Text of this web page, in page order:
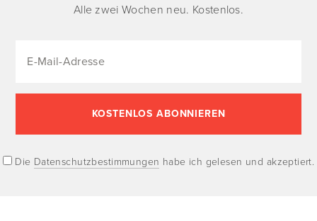
Alle zwei Wochen neu. Kostenlos.
Die Datenschutzbestimmungen habe ich gelesen und akzeptiert.